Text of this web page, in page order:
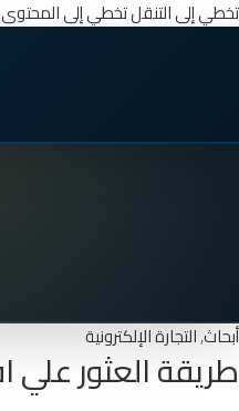
تخطي إلى التنقلتخطي إلى المحتوى
أبحاث,التجارة الإلكترونية
طريقة العثور